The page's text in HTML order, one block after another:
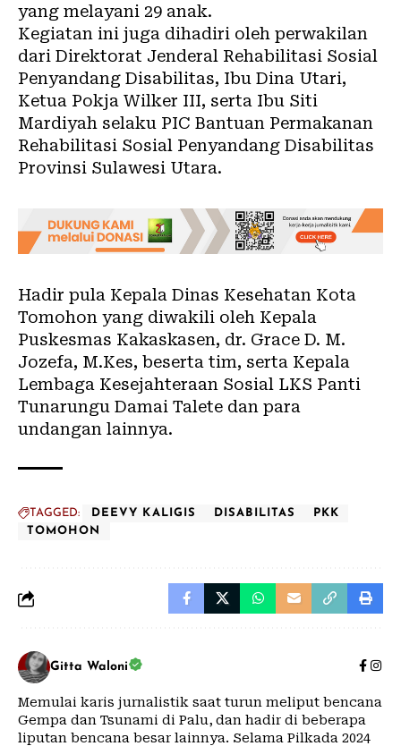
yang melayani 29 anak.
Kegiatan ini juga dihadiri oleh perwakilan
dari Direktorat Jenderal Rehabilitasi Sosial
Penyandang Disabilitas, Ibu Dina Utari,
Ketua Pokja Wilker III, serta Ibu Siti
Mardiyah selaku PIC Bantuan Permakanan
Rehabilitasi Sosial Penyandang Disabilitas
Provinsi Sulawesi Utara.
Hadir pula Kepala Dinas Kesehatan Kota
Tomohon yang diwakili oleh Kepala
Puskesmas Kakaskasen, dr. Grace D. M.
Jozefa, M.Kes, beserta tim, serta Kepala
Lembaga Kesejahteraan Sosial LKS Panti
Tunarungu Damai Talete dan para
undangan lainnya.
TAGGED: DEEVY KALIGIS DISABILITAS
PKK
TOMOHON
Gitta Waloni
Memulai karis jurnalistik saat turun meliput bencana
Gempa dan Tsunami di Palu, dan hadir di beberapa
liputan bencana besar lainnya. Selama Pilkada 2024